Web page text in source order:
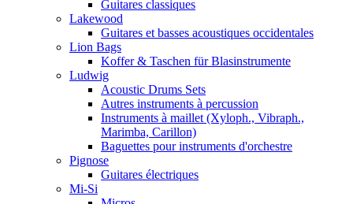
Guitares classiques
Lakewood
Guitares et basses acoustiques occidentales
Lion Bags
Koffer & Taschen für Blasinstrumente
Ludwig
Acoustic Drums Sets
Autres instruments à percussion
Instruments à maillet (Xyloph., Vibraph.,
Marimba, Carillon)
Baguettes pour instruments d'orchestre
Pignose
Guitares électriques
Mi-Si